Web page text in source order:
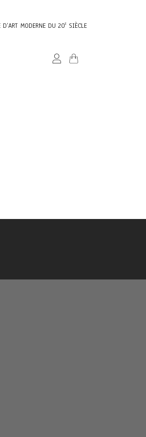
D’ART MODERNE DU 20E SIÈCLE